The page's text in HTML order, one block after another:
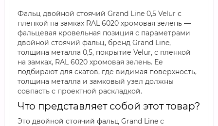
Фальц двойной стоячий Grand Line 0,5 Velur с
пленкой на замках RAL 6020 хромовая зелень —
фальцевая кровельная позиция с параметрами
двойной стоячий фальц, бренд Grand Line,
толщина металла 0,5, покрытие Velur, с пленкой
на замках, RAL 6020 хромовая зелень. Ее
подбирают для скатов, где видимая поверхность,
толщина металла и замковый узел должны
совпасть с проектной раскладкой.
Что представляет собой этот товар?
Это двойной стоячий фальц Grand Line с